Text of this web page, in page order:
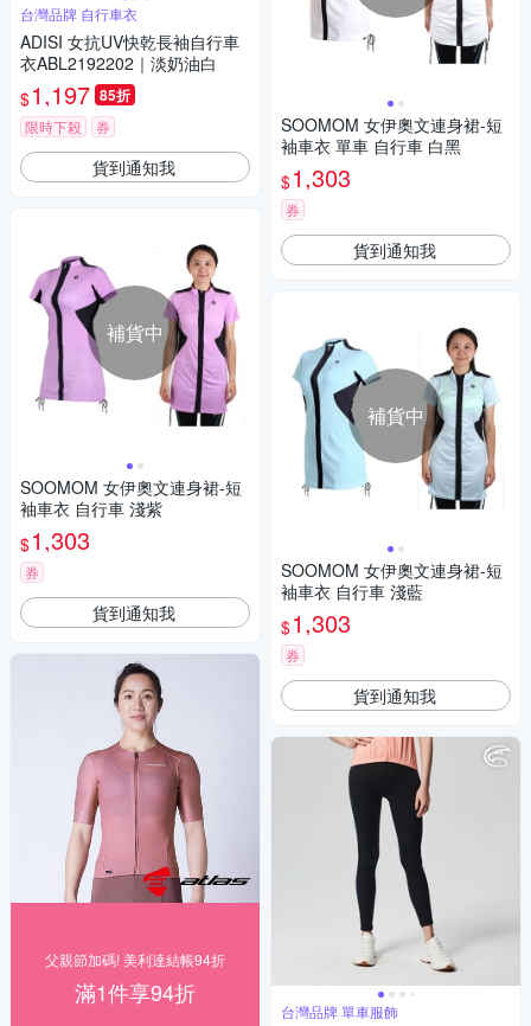
台灣品牌 自行車衣
ADISI 女抗UV快乾長袖自行車
衣ABL2192202｜淡奶油白
$1,197 85折
限時下殺 券
貨到通知我
補貨中
SOOMOM 女伊奧文連身裙-短
袖車衣 自行車 淺紫
$1,303
券
貨到通知我
父親節加碼! 美利達結帳94折
滿1件享94折
SOOMOM 女伊奧文連身裙-短
袖車衣 單車 自行車 白黑
$1,303
券
貨到通知我
補貨中
SOOMOM 女伊奧文連身裙-短
袖車衣 自行車 淺藍
$1,303
券
貨到通知我
台灣品牌 單車服飾